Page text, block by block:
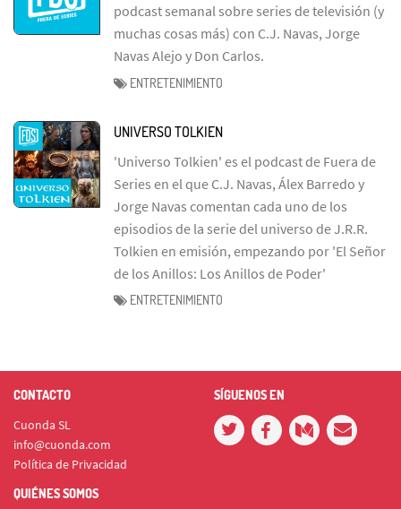
podcast semanal sobre series de televisión (y
muchas cosas más) con C.J. Navas, Jorge
Navas Alejo y Don Carlos.
ENTRETENIMIENTO
UNIVERSO TOLKIEN
'Universo Tolkien' es el podcast de Fuera de
Series en el que C.J. Navas, Álex Barredo y
Jorge Navas comentan cada uno de los
episodios de la serie del universo de J.R.R.
Tolkien en emisión, empezando por 'El Señor
de los Anillos: Los Anillos de Poder'
ENTRETENIMIENTO
CONTACTO
Cuonda SL
info@cuonda.com
Política de Privacidad
SÍGUENOS EN
QUIÉNES SOMOS